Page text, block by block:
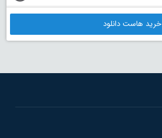
خرید هاست دانلود